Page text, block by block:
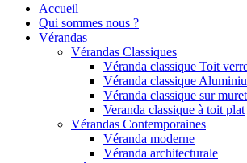
Accueil
Qui sommes nous ?
Vérandas
Vérandas Classiques
Véranda classique Toit
Véranda classique
Véranda classique sur muret
Veranda classique à toit plat
Vérandas Contemporaines
Véranda moderne
Véranda architecturale